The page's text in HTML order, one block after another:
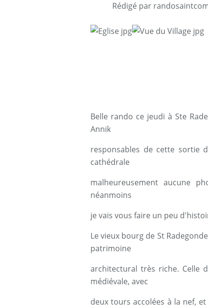
Rédigé par
Belle rando ce jeudi à Ste
Annik
responsables de cette sortie
cathédrale
malheureusement aucune
néanmoins
je vais vous faire un peu
Le vieux bourg de St
patrimoine
architectural très riche. Celle
médiévale, avec
deux tours accolées à la nef,